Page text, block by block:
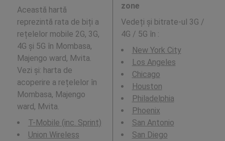
Această hartă
reprezintă rata de biți a
rețelelor mobile 2G, 3G,
4G și 5G în Mombasa,
Majengo ward, Mvita.
Vezi și: harta de
acoperire a rețelelor în
Mombasa, Majengo
ward, Mvita.
T-Mobile (inc. Sprint)
Union Wireless
zone
Vedeți și bitrate-ul 3G /
4G / 5G în :
New York City
Los Angeles
Chicago
Houston
Philadelphia
Phoenix
San Antonio
San Diego